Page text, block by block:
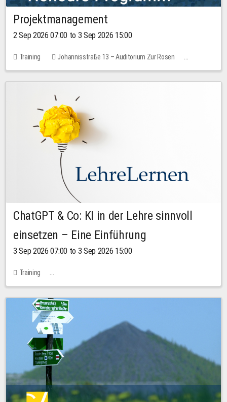
Projektmanagement
2 Sep 2026 07:00 to 3 Sep 2026 15:00
Training
Johannisstraße 13 – Auditorium Zur Rosen
1 place
ChatGPT & Co: KI in der Lehre sinnvoll
einsetzen – Eine Einführung
3 Sep 2026 07:00 to 3 Sep 2026 15:00
Training
Bachstraße 18k - SR 102 (Seminarraum Servicestelle LehreLernen)